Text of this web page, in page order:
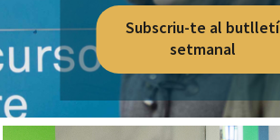
Subscriu-te al butlletí
setmanal